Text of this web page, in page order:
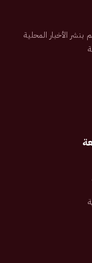
سعودية تم تأسيسها عام 2007م تهتم بنشر الأخبار المحلية